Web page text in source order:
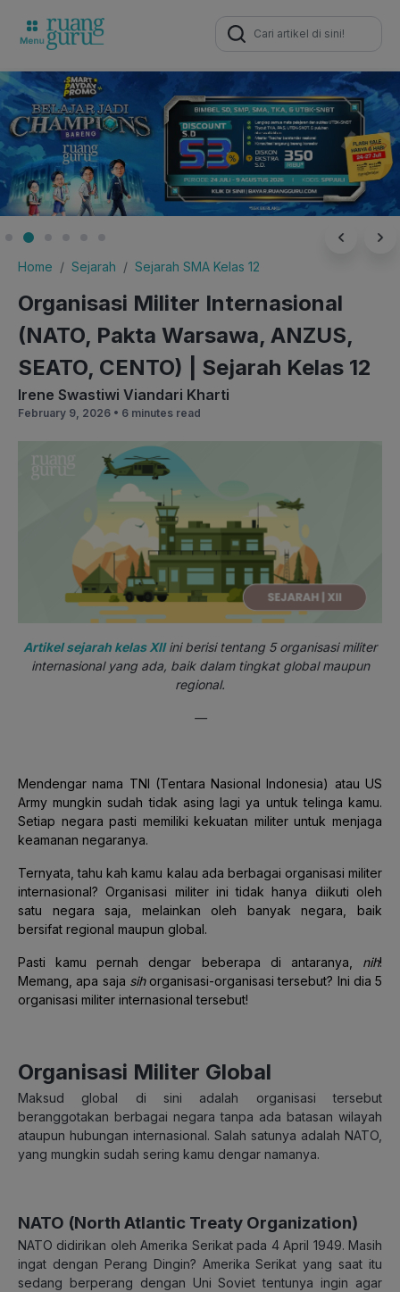
Search
for:
Home Sejarah Sejarah SMA Kelas 12
Organisasi Militer Internasional
(NATO, Pakta Warsawa, ANZUS,
SEATO, CENTO) | Sejarah Kelas 12
Irene Swastiwi Viandari Kharti
February 9, 2026 • 6 minutes read
Artikel sejarah kelas XIIini berisi tentang 5 organisasi militer
internasional yang ada, baik dalam tingkat global maupun
regional.
—
Mendengar nama TNI (Tentara Nasional Indonesia) atau US
Army mungkin sudah tidak asing lagi ya untuk telinga kamu.
Setiap negara pasti memiliki kekuatan militer untuk menjaga
keamanan negaranya.
Ternyata, tahu kah kamu kalau ada berbagai organisasi militer
internasional? Organisasi militer ini tidak hanya diikuti oleh
satu negara saja, melainkan oleh banyak negara, baik
bersifat regional maupun global.
Pasti kamu pernah dengar beberapa di antaranya, nih!
Memang, apa saja sih organisasi-organisasi tersebut? Ini dia 5
organisasi militer internasional tersebut!
Organisasi Militer Global
Maksud global di sini adalah organisasi tersebut
beranggotakan berbagai negara tanpa ada batasan wilayah
ataupun hubungan internasional. Salah satunya adalah NATO,
yang mungkin sudah sering kamu dengar namanya.
NATO (North Atlantic Treaty Organization)
NATO didirikan oleh Amerika Serikat pada 4 April 1949. Masih
ingat dengan Perang Dingin? Amerika Serikat yang saat itu
sedang berperang dengan Uni Soviet tentunya ingin agar